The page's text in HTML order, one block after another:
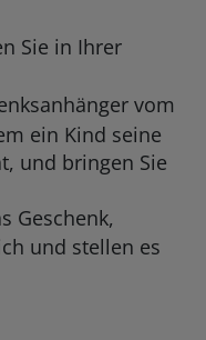
Sie in Ihrer
vom
ein Kind seine
und bringen Sie
Geschenk,
und stellen es